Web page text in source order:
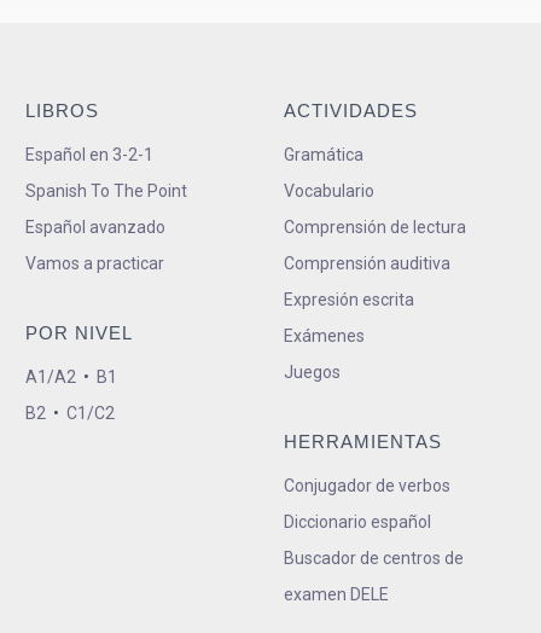
LIBROS
Español en 3-2-1
Spanish To The Point
Español avanzado
Vamos a practicar
POR NIVEL
A1/A2 • B1
B2 • C1/C2
ACTIVIDADES
Gramática
Vocabulario
Comprensión de lectura
Comprensión auditiva
Expresión escrita
Exámenes
Juegos
HERRAMIENTAS
Conjugador de verbos
Diccionario español
Buscador de centros de
examen DELE